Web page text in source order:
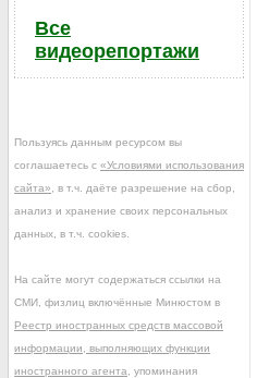
Все
видеорепортажи
Пользуясь данным ресурсом вы
соглашаетесь с «Условиями использования
сайта» , в т.ч. даёте разрешение на сбор,
анализ и хранение своих персональных
данных, в т.ч. cookies.
На сайте могут содержаться ссылки на
СМИ, физлиц включённые Минюстом в
Реестр иностранных средств массовой
информации, выполняющих функции
иностранного агента , упоминания